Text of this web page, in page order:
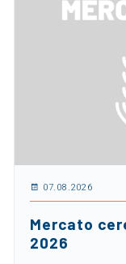
07.08.2026
Mercato
2026